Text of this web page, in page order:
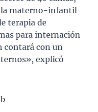
materno-infantil
terapia de
para internación
contará con un
explicó